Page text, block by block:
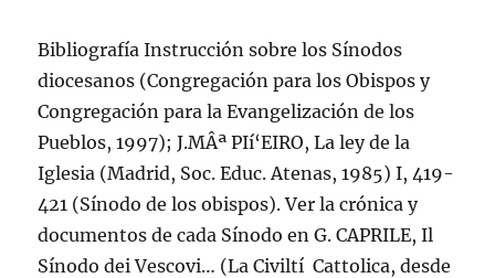
Bibliografí­a Instrucción sobre los Sí­nodos
diocesanos (Congregación para los Obispos y
Congregación para la Evangelización de los
Pueblos, 1997); J.MÂª PIí‘EIRO, La ley de la
Iglesia (Madrid, Soc. Educ. Atenas, 1985) I, 419-
421 (Sí­nodo de los obispos). Ver la crónica y
documentos de cada Sí­nodo en G. CAPRILE, Il
Sí­nodo dei Vescovi… (La Civiltí Cattolica, desde